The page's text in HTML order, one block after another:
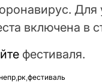
Для
включена в
фестиваля.
,рк,фестиваль